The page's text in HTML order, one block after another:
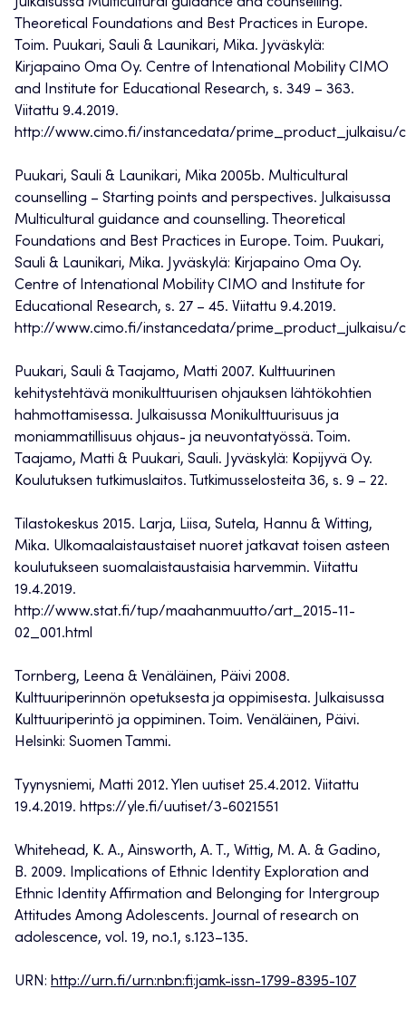
Julkaisussa Multicultural guidance and counselling.
Theoretical Foundations and Best Practices in Europe.
Toim. Puukari, Sauli & Launikari, Mika. Jyväskylä:
Kirjapaino Oma Oy. Centre of Intenational Mobility CIMO
and Institute for Educational Research, s. 349 – 363.
Viitattu 9.4.2019.
http://www.cimo.fi/instancedata/prime_product_julkaisu/
Puukari, Sauli & Launikari, Mika 2005b. Multicultural
counselling – Starting points and perspectives. Julkaisussa
Multicultural guidance and counselling. Theoretical
Foundations and Best Practices in Europe. Toim. Puukari,
Sauli & Launikari, Mika. Jyväskylä: Kirjapaino Oma Oy.
Centre of Intenational Mobility CIMO and Institute for
Educational Research, s. 27 – 45. Viitattu 9.4.2019.
http://www.cimo.fi/instancedata/prime_product_julkaisu/
Puukari, Sauli & Taajamo, Matti 2007. Kulttuurinen
kehitystehtävä monikulttuurisen ohjauksen lähtökohtien
hahmottamisessa. Julkaisussa Monikulttuurisuus ja
moniammatillisuus ohjaus- ja neuvontatyössä. Toim.
Taajamo, Matti & Puukari, Sauli. Jyväskylä: Kopijyvä Oy.
Koulutuksen tutkimuslaitos. Tutkimusselosteita 36, s. 9 – 22.
Tilastokeskus 2015. Larja, Liisa, Sutela, Hannu & Witting,
Mika. Ulkomaalaistaustaiset nuoret jatkavat toisen asteen
koulutukseen suomalaistaustaisia harvemmin. Viitattu
19.4.2019.
http://www.stat.fi/tup/maahanmuutto/art_2015-11-
02_001.html
Tornberg, Leena & Venäläinen, Päivi 2008.
Kulttuuriperinnön opetuksesta ja oppimisesta. Julkaisussa
Kulttuuriperintö ja oppiminen. Toim. Venäläinen, Päivi.
Helsinki: Suomen Tammi.
Tyynysniemi, Matti 2012. Ylen uutiset 25.4.2012. Viitattu
19.4.2019. https://yle.fi/uutiset/3-6021551
Whitehead, K. A., Ainsworth, A. T., Wittig, M. A. & Gadino,
B. 2009. Implications of Ethnic Identity Exploration and
Ethnic Identity Affirmation and Belonging for Intergroup
Attitudes Among Adolescents. Journal of research on
adolescence, vol. 19, no.1, s.123–135.
URN: http://urn.fi/urn:nbn:fi:jamk-issn-1799-8395-107